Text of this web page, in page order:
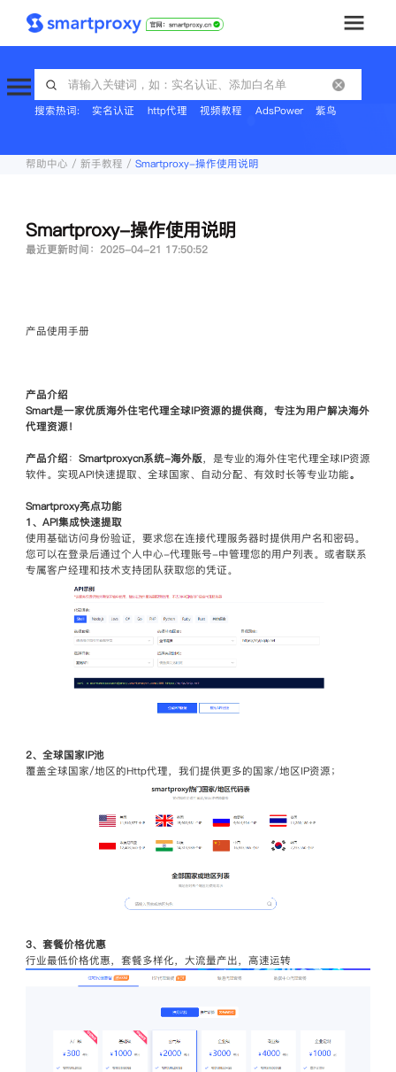
首页
解决方案
工具
注册 登录
搜索热词: 实名认证 http代理 视频教程 AdsPower 紫鸟
帮助中心 / 新手教程 / Smartproxy-操作使用说明
Smartproxy-操作使用说明
最近更新时间：2025-04-21 17:50:52
产品使用手册
产品介绍
Smart是一家优质海外住宅代理全球IP资源的提供商，专注为用户解决海外
代理资源！
产品介绍： Smartproxycn系统-海外版，是专业的海外住宅代理全球IP资源
软件。实现API快速提取、全球国家、自动分配、有效时长等专业功能。
Smartproxy亮点功能
1、API集成快速提取
使用基础访问身份验证，要求您在连接代理服务器时提供用户名和密码。
您可以在登录后通过个人中心-代理账号-中管理您的用户列表。或者联系
专属客户经理和技术支持团队获取您的凭证。
2、全球国家IP池
覆盖全球国家/地区的Http代理，我们提供更多的国家/地区IP资源；
3、套餐价格优惠
行业最低价格优惠，套餐多样化，大流量产出，高速运转